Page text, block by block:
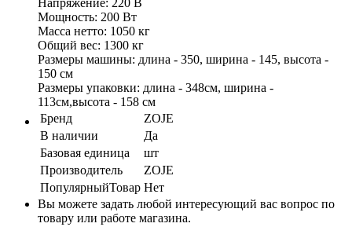
Мощность: 200 Вт
Масса нетто: 1050 кг
Общий вес: 1300 кг
Размеры машины: длина - 350, ширина - 145, высота -
150 см
Размеры упаковки: длина - 348см, ширина -
113см,высота - 158 см
Бренд
ZOJE
В наличии
Да
Базовая единица
шт
Производитель
ZOJE
ПопулярныйТовар Нет
Вы можете задать любой интересующий вас вопрос по
товару или работе магазина.